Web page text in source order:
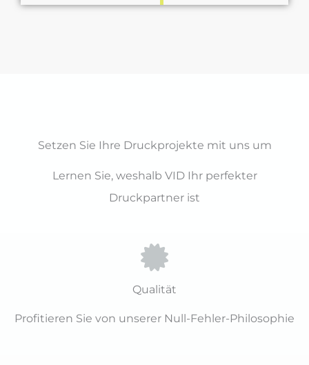
Setzen Sie Ihre Druckprojekte mit uns um
Lernen Sie, weshalb VID Ihr perfekter
Druckpartner ist
Qualität
Profitieren Sie von unserer Null-Fehler-Philosophie